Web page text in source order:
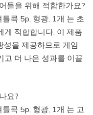
들을 위해 적합한가요?
콕 5p, 형광, 1개 는 초
게 적합합니다. 이 제품
성을 제공하므로 게임
고 더 나은 성과를 이끌
요?
콕 5p, 형광, 1개 는 고